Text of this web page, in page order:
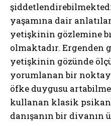
yaşamına dair
yetişkinin gözlemine
olmaktadır. Ergenden
yetişkinin gözünde
yorumlanan bir
öfke duygusu
kullanan klasik
danışanın bir divanın